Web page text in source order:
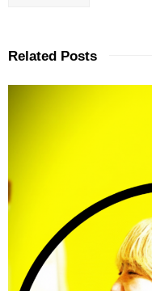
Related Posts